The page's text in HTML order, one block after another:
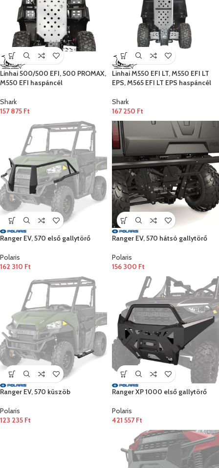
Linhai 500/500 EFI, 500 PROMAX,
M550 EFI haspáncél
Shark
157 875 Ft
Linhai M550 EFI LT, M550 EFI LT
EPS, M565 EFI LT EPS haspáncél
Shark
167 250 Ft
Ranger EV, 570 első gallytörő
Polaris
162 310 Ft
Ranger EV, 570 hátsó gallytörő
Polaris
156 300 Ft
Ranger EV, 570 küszöb
Polaris
123 235 Ft
Ranger XP 1000 első gallytörő
Polaris
421 557Ft